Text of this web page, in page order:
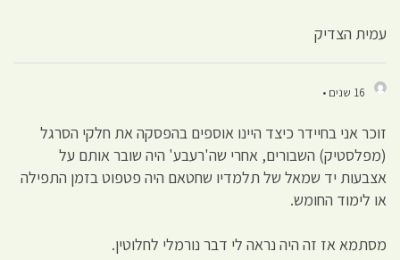
עמית הצדיק
16 שנים •
זוכר אני בחיידר כיצד היינו אוספים בהפסקה את חלקי הסרגל
(מפלסטיק) השבורים, אחרי שה'רעבע' היה שובר אותם על
אצבעות יד שמאל של תלמדיו שחטאם היה פטפוט בזמן התפילה
או לימוד החומש.
מסתמא אז זה היה נראה לי דבר נורמלי לחלוטין.